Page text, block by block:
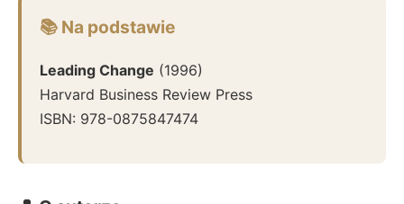
📚 Na podstawie
Leading Change (1996)
Harvard Business Review Press
ISBN: 978-0875847474